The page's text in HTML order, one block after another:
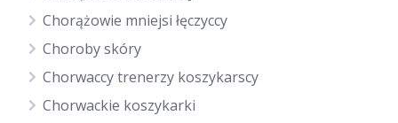
Chorążowie mniejsi łęczyccy
Choroby skóry
Chorwaccy trenerzy koszykarscy
Chorwackie koszykarki